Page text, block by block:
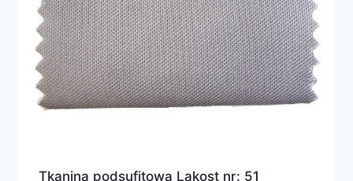
Tkanina podsufitowa Lakost nr: 51